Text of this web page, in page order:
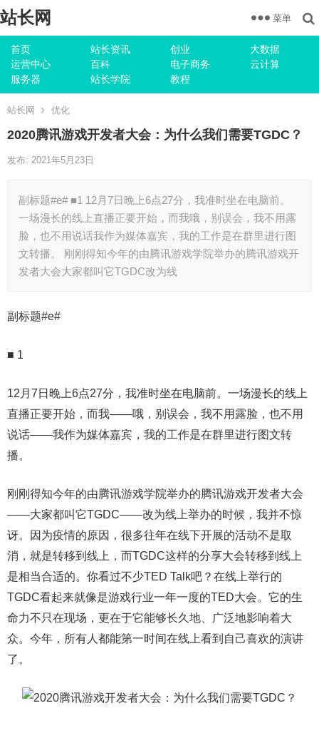
站长网
首页 站长资讯 创业
大数据
运营中心
百科 电子商务
云计算
服务器
站长学院 教程
菜单
站长网 优化
2020腾讯游戏开发者大会：为什么我们需要TGDC？
发布: 2021年5月23日
副标题#e# ■1 12月7日晚上6点27分，我准时坐在电脑前。
一场漫长的线上直播正要开始，而我哦，别误会，我不用露
脸，也不用说话我作为媒体嘉宾，我的工作是在群里进行图
文转播。 刚刚得知今年的由腾讯游戏学院举办的腾讯游戏开
发者大会大家都叫它TGDC改为线
副标题#e#
■ 1
12月7日晚上6点27分，我准时坐在电脑前。一场漫长的线上
直播正要开始，而我——哦，别误会，我不用露脸，也不用
说话——我作为媒体嘉宾，我的工作是在群里进行图文转
播。
刚刚得知今年的由腾讯游戏学院举办的腾讯游戏开发者大会
——大家都叫它TGDC——改为线上举办的时候，我并不惊
讶。因为疫情的原因，很多往年在线下开展的活动不是取
消，就是转移到线上，而TGDC这样的分享大会转移到线上
是相当合适的。你看过不少TED Talk吧？在线上举行的
TGDC看起来就像是游戏行业一年一度的TED大会。它的生
命力不只在现场，更在于它能够长久地、广泛地影响着大
众。今年，所有人都能第一时间在线上看到自己喜欢的演讲
了。